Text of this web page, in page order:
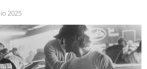
2025